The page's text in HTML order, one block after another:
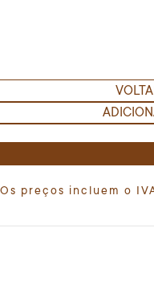
Os preços incluem o